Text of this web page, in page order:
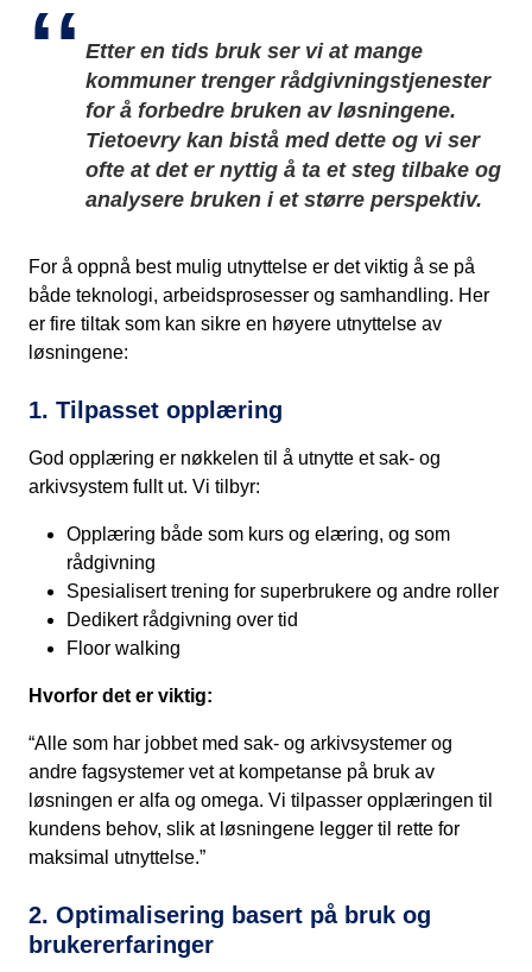
Etter en tids bruk ser vi at mange
kommuner trenger rådgivningstjenester
for å forbedre bruken av løsningene.
Tietoevry kan bistå med dette og vi ser
ofte at det er nyttig å ta et steg tilbake og
analysere bruken i et større perspektiv.
For å oppnå best mulig utnyttelse er det viktig å se på
både teknologi, arbeidsprosesser og samhandling. Her
er fire tiltak som kan sikre en høyere utnyttelse av
løsningene:
1. Tilpasset opplæring
God opplæring er nøkkelen til å utnytte et sak- og
arkivsystem fullt ut. Vi tilbyr:
Opplæring både som kurs og elæring, og som
rådgivning
Spesialisert trening for superbrukere og andre roller
Dedikert rådgivning over tid
Floor walking
Hvorfor det er viktig:
“Alle som har jobbet med sak- og arkivsystemer og
andre fagsystemer vet at kompetanse på bruk av
løsningen er alfa og omega. Vi tilpasser opplæringen til
kundens behov, slik at løsningene legger til rette for
maksimal utnyttelse.”
2. Optimalisering basert på bruk og
brukererfaringer